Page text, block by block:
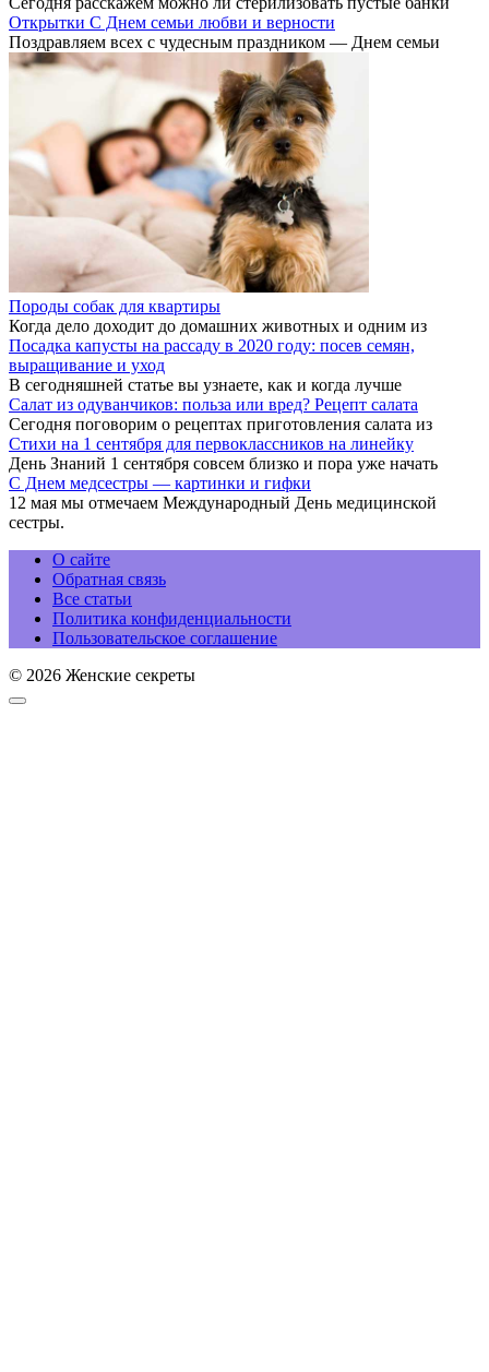
Открытки С Днем семьи любви и верности
Поздравляем всех с чудесным праздником — Днем семьи
Породы собак для квартиры
Когда дело доходит до домашних животных и одним из
Посадка капусты на рассаду в 2020 году: посев семян,
выращивание и уход
В сегодняшней статье вы узнаете, как и когда лучше
Салат из одуванчиков: польза или вред? Рецепт салата
Сегодня поговорим о рецептах приготовления салата из
Стихи на 1 сентября для первоклассников на линейку
День Знаний 1 сентября совсем близко и пора уже начать
С Днем медсестры — картинки и гифки
12 мая мы отмечаем Международный День медицинской
сестры.
О сайте
Обратная связь
Все статьи
Политика конфиденциальности
Пользовательское соглашение
© 2026 Женские секреты